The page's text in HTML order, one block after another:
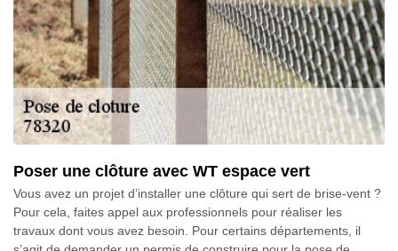
Poser une clôture avec WT espace vert
Vous avez un projet d’installer une clôture qui sert de brise-vent ?
Pour cela, faites appel aux professionnels pour réaliser les
travaux dont vous avez besoin. Pour certains départements, il